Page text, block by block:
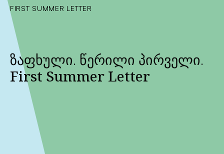
FIRST SUMMER LETTER
ზაფხული. წერილი პირველი.
First Summer Letter